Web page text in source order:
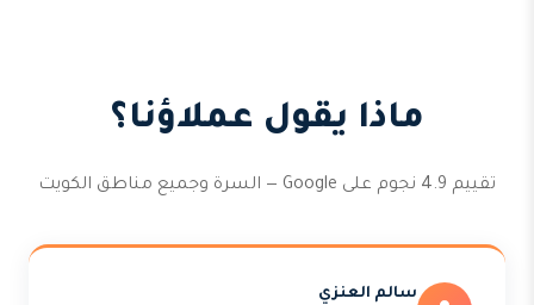
ماذا يقول عملاؤنا؟
تقييم 4.9 نجوم على Google — السرة وجميع مناطق الكويت
سالم العنزي